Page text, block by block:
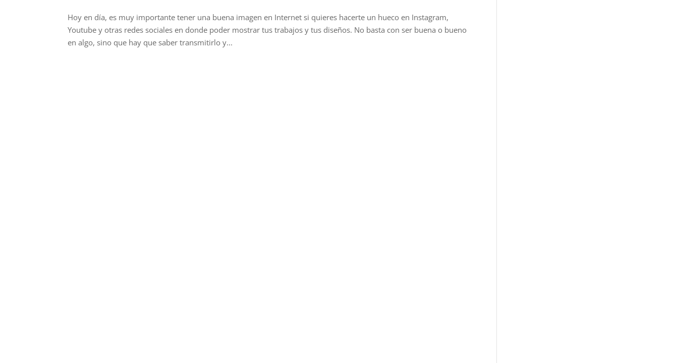
Hoy en día, es muy importante tener una buena imagen en Internet si quieres hacerte un hueco en Instagram,
Youtube y otras redes sociales en donde poder mostrar tus trabajos y tus diseños. No basta con ser buena o bueno
en algo, sino que hay que saber transmitirlo y...